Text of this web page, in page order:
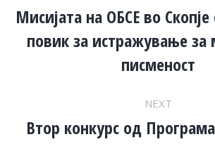
NAVIGATION
Previous
post:
Мисијата на ОБСЕ во Скопје
повик за истражување
писменост
NEXT
Next
Втор конкурс од